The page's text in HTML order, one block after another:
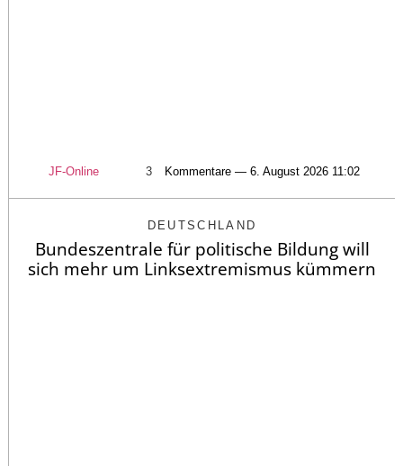
JF-Online 3 Kommentare — 6. August 2026 11:02
DEUTSCHLAND
Bundeszentrale für politische Bildung will
sich mehr um Linksextremismus kümmern